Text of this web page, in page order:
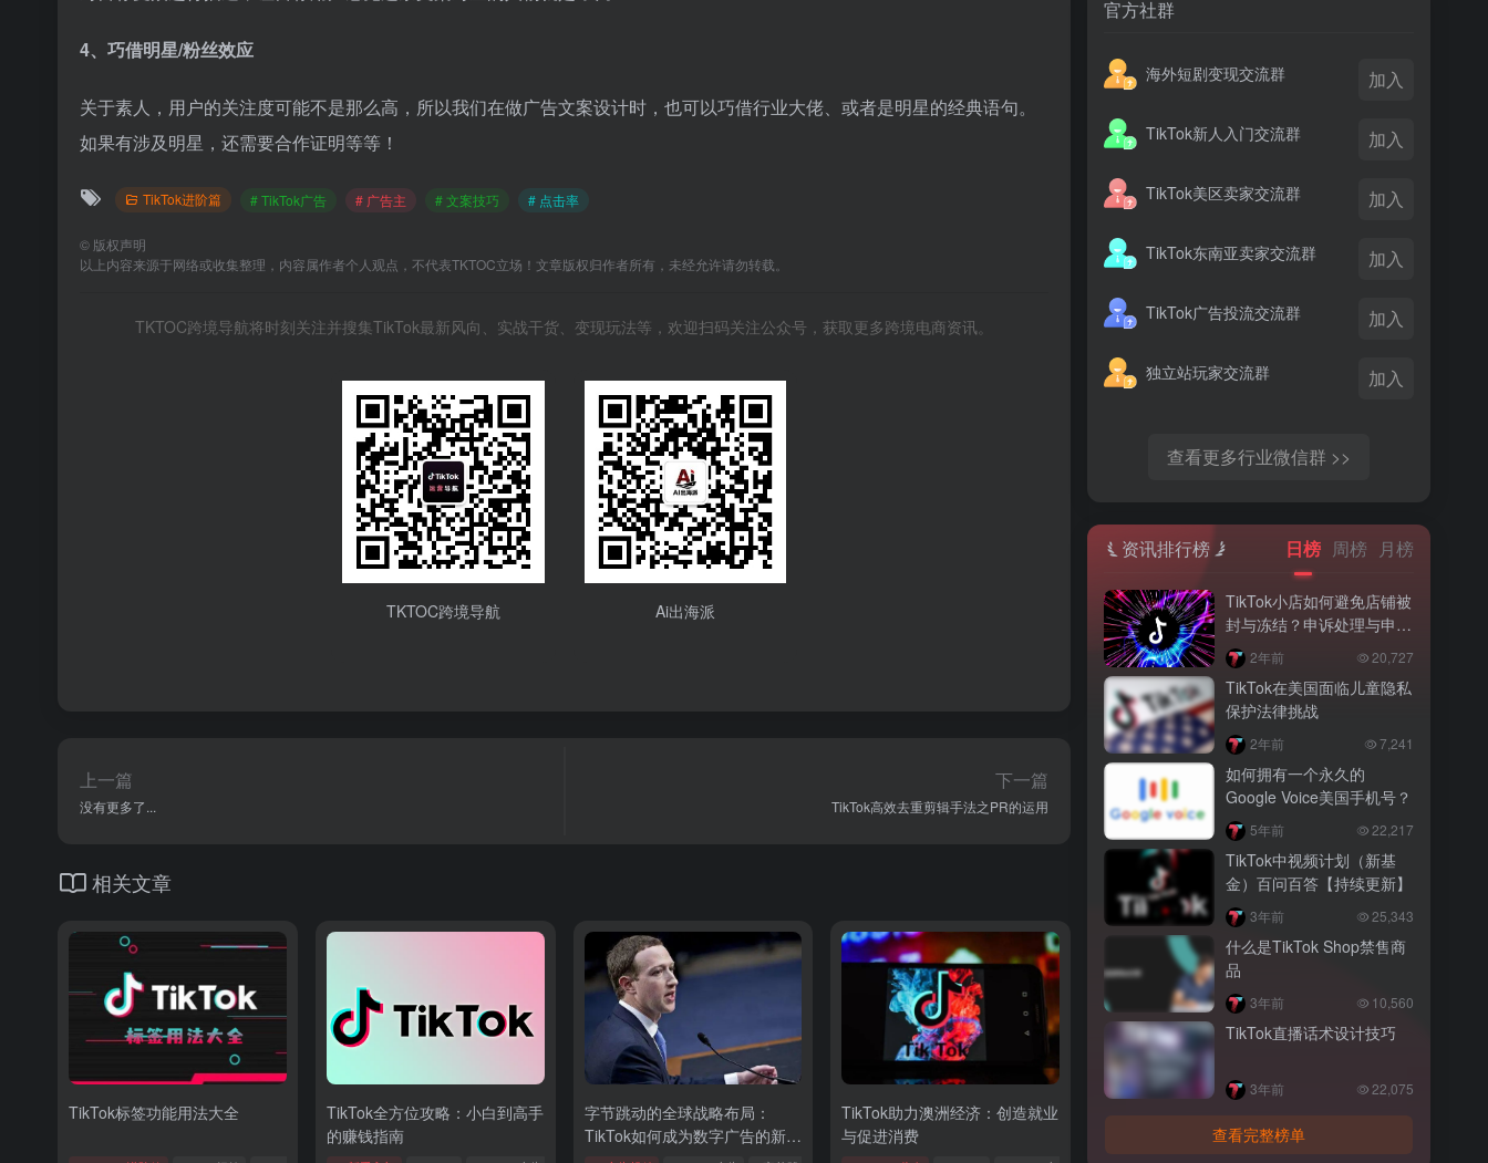
4、巧借明星/粉丝效应
关于素人，用户的关注度可能不是那么高，所以我们在做广告文案设计时，也可以巧借行业大佬、或者是明星的经典语句。
如果有涉及明星，还需要合作证明等等！
TikTok进阶篇 # TikTok广告 # 广告主 # 文案技巧 # 点击率
© 版权声明
以上内容来源于网络或收集整理，内容属作者个人观点，不代表TKTOC立场！文章版权归作者所有，未经允许请勿转载。
TKTOC跨境导航将时刻关注并搜集TikTok最新风向、实战干货、变现玩法等，欢迎扫码关注公众号，获取更多跨境电商资讯。
TKTOC跨境导航 Ai出海派
上一篇
没有更多了...
下一篇
TikTok高效去重剪辑手法之PR的运用
相关文章
TikTok标签功能用法大全
TikTok全方位攻略：小白到高手
的赚钱指南
字节跳动的全球战略布局：
TikTok如何成为数字广告的新巨
TikTok助力澳洲经济：创造就业
与促进消费
官方社群
海外短剧变现交流群 加入
TikTok新人入门交流群 加入
TikTok美区卖家交流群 加入
TikTok东南亚卖家交流群 加入
TikTok广告投流交流群 加入
独立站玩家交流群 加入
查看更多行业微信群 >>
资讯排行榜 日榜 周榜 月榜
TikTok小店如何避免店铺被
封与冻结？申诉处理与申诉
策略 2年前 20,727
TikTok在美国面临儿童隐私
保护法律挑战
2年前 7,241
如何拥有一个永久的
Google Voice美国手机号？
5年前 22,217
TikTok中视频计划（新基
金）百问百答【持续更新】
3年前 25,343
什么是TikTok Shop禁售商
品
3年前 10,560
TikTok直播话术设计技巧
3年前 22,075
查看完整榜单